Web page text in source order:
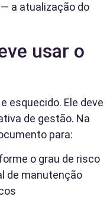
a atualização do
usar o
esquecido. Ele deve
de gestão. Na
para:
o grau de risco
de manutenção